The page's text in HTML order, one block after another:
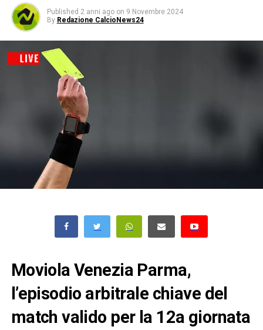
Published 2 anni ago on 9 Novembre 2024
By Redazione CalcioNews24
Moviola Venezia Parma,
l’episodio arbitrale chiave del
match valido per la 12a giornata